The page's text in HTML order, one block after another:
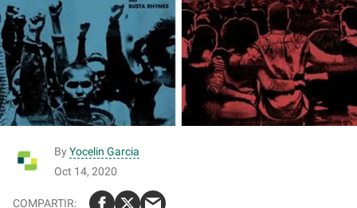
By Yocelin Garcia
Oct 14, 2020